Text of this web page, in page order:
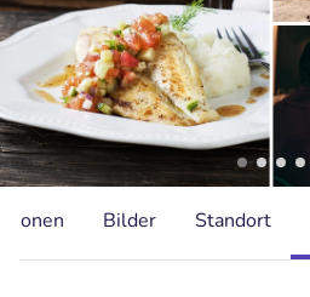
Bilder Standort